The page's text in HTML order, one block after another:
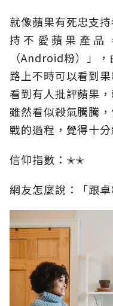
就像蘋果有死忠支
持不愛蘋果產品
（Android粉）」
路上不時可以看到
看到有人批評蘋果
雖然看似殺氣騰騰
戰的過程，覺得十分
信仰指數：✭✭
網友怎麼說：「跟卓